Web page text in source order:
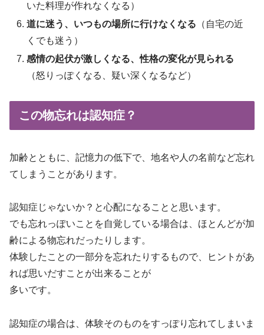
いた料理が作れなくなる）
道に迷う、いつもの場所に行けなくなる （自宅の近
くでも迷う）
感情の起伏が激しくなる、性格の変化が見られる
（怒りっぽくなる、疑い深くなるなど）
この物忘れは認知症？
加齢とともに、記憶力の低下で、地名や人の名前など忘れ
てしまうことがあります。
認知症じゃないか？と心配になることと思います。
でも忘れっぽいことを自覚している場合は、ほとんどが加
齢による物忘れだったりします。
体験したことの一部分を忘れたりするもので、ヒントがあ
れば思いだすことが出来ることが
多いです。
認知症の場合は、体験そのものをすっぽり忘れてしまいま